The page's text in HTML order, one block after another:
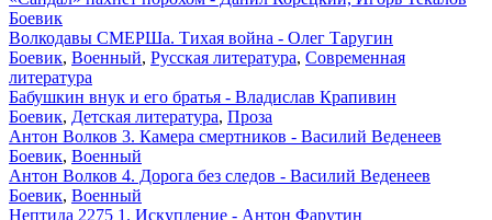
Боевик
Волкодавы СМЕРШа. Тихая война - Олег Таругин
Боевик, Военный, Русская литература, Современная
литература
Бабушкин внук и его братья - Владислав Крапивин
Боевик, Детская литература, Проза
Антон Волков 3. Камера смертников - Василий Веденеев
Боевик, Военный
Антон Волков 4. Дорога без следов - Василий Веденеев
Боевик, Военный
Нептида 2275 1. Искупление - Антон Фарутин